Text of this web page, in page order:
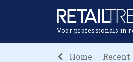
Voor professionals in
Home Recent